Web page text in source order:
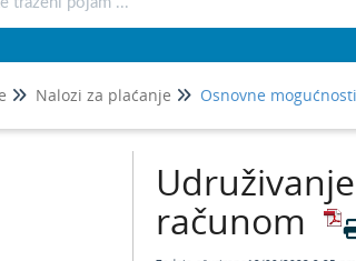
Nalozi za plaćanje Osnovne mogućnosti
računom